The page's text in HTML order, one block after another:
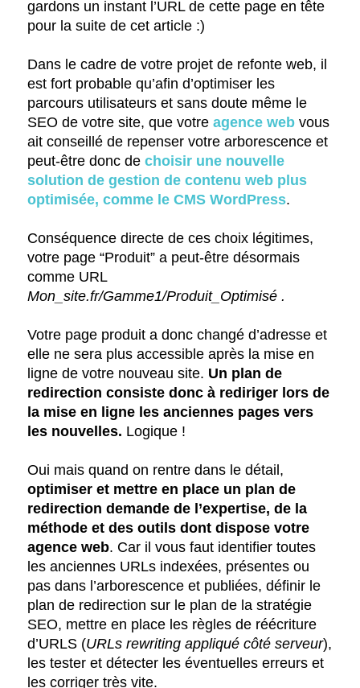
gardons un instant l’URL de cette page en tête
pour la suite de cet article :)
Dans le cadre de votre projet de refonte web, il
est fort probable qu’afin d’optimiser les
parcours utilisateurs et sans doute même le
SEO de votre site, que votre agence webvous
ait conseillé de repenser votre arborescence et
peut-être donc de choisir une nouvelle
solution de gestion de contenu web plus
optimisée, comme le CMS WordPress.
Conséquence directe de ces choix légitimes,
votre page “Produit” a peut-être désormais
comme URL
Mon_site.fr/Gamme1/Produit_Optimisé .
Votre page produit a donc changé d’adresse et
elle ne sera plus accessible après la mise en
ligne de votre nouveau site. Un plan de
redirection consiste donc à rediriger lors de
la mise en ligne les anciennes pages vers
les nouvelles. Logique !
Oui mais quand on rentre dans le détail,
optimiser et mettre en place un plan de
redirection demande de l’expertise, de la
méthode et des outils dont dispose votre
agence web. Car il vous faut identifier toutes
les anciennes URLs indexées, présentes ou
pas dans l’arborescence et publiées, définir le
plan de redirection sur le plan de la stratégie
SEO, mettre en place les règles de réécriture
d’URLS (URLs rewriting appliqué côté serveur),
les tester et détecter les éventuelles erreurs et
les corriger très vite.